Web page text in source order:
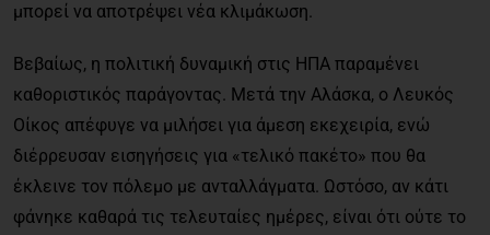
μπορεί να αποτρέψει νέα κλιμάκωση.
Βεβαίως, η πολιτική δυναμική στις ΗΠΑ παραμένει
καθοριστικός παράγοντας. Μετά την Αλάσκα, ο Λευκός
Οίκος απέφυγε να μιλήσει για άμεση εκεχειρία, ενώ
διέρρευσαν εισηγήσεις για «τελικό πακέτο» που θα
έκλεινε τον πόλεμο με ανταλλάγματα. Ωστόσο, αν κάτι
φάνηκε καθαρά τις τελευταίες ημέρες, είναι ότι ούτε το